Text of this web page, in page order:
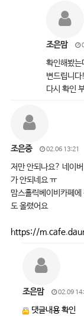
조은맘
확인해봤는
변드립니다!
다시 확인
조은중 02.06 13:21
저만 안되나요? 네이
가 안되네요 ㅠ
맘스홀릭베이비카페에
도 올렸어요
https://
조은맘 02.09
댓글내용 확인